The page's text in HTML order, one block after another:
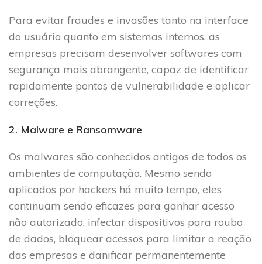
Para evitar fraudes e invasões tanto na interface
do usuário quanto em sistemas internos, as
empresas precisam desenvolver softwares com
segurança mais abrangente, capaz de identificar
rapidamente pontos de vulnerabilidade e aplicar
correções.
2. Malware e Ransomware
Os malwares são conhecidos antigos de todos os
ambientes de computação. Mesmo sendo
aplicados por hackers há muito tempo, eles
continuam sendo eficazes para ganhar acesso
não autorizado, infectar dispositivos para roubo
de dados, bloquear acessos para limitar a reação
das empresas e danificar permanentemente